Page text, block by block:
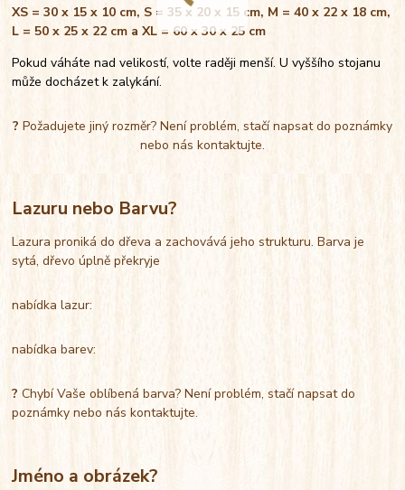
XS = 30 x 15 x 10 cm, S = 35 x 20 x 15 cm, M = 40 x 22 x 18 cm,
L = 50 x 25 x 22 cm a XL = 60 x 30 x 25 cm
Pokud váháte nad velikostí, volte raději menší. U vyššího stojanu
může docházet k zalykání.
? Požadujete jiný rozměr? Není problém, stačí napsat do poznámky
nebo nás kontaktujte.
Lazuru nebo Barvu?
Lazura proniká do dřeva a zachovává jeho strukturu. Barva je
sytá, dřevo úplně překryje
nabídka lazur:
nabídka barev:
?Chybí Vaše oblíbená barva? Není problém, stačí napsat do
poznámky nebo nás kontaktujte.
Jméno a obrázek?